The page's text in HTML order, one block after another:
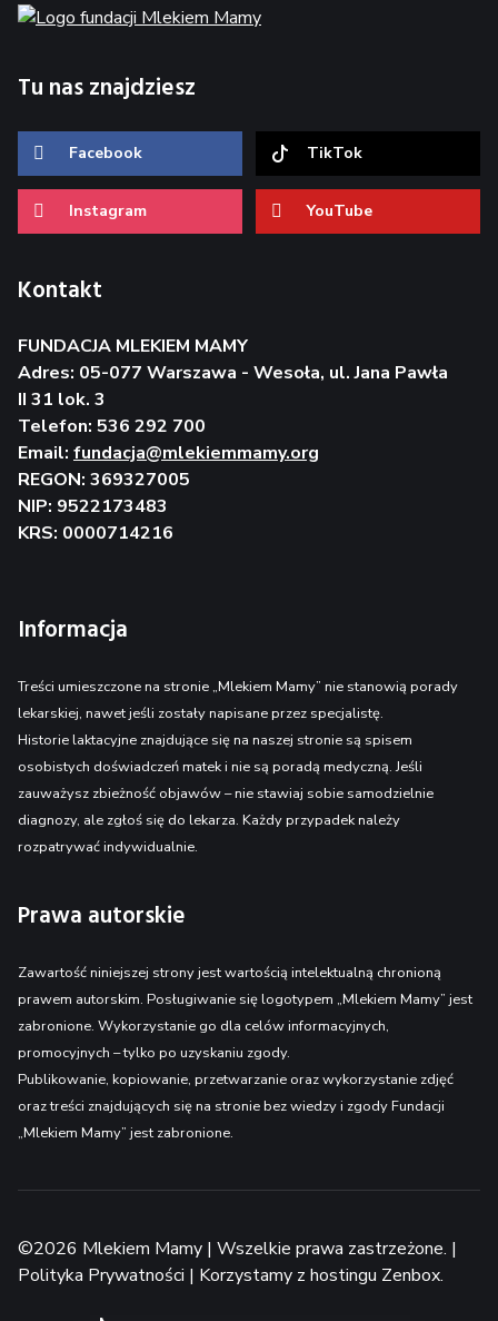
Tu nas znajdziesz
Facebook TikTok
Instagram YouTube
Kontakt
FUNDACJA MLEKIEM MAMY
Adres: 05-077 Warszawa - Wesoła, ul. Jana Pawła
II 31 lok. 3
Telefon: 536 292 700
Email: fundacja@mlekiemmamy.org
REGON: 369327005
NIP: 9522173483
KRS: 0000714216
Informacja
Treści umieszczone na stronie „Mlekiem Mamy” nie stanowią porady
lekarskiej, nawet jeśli zostały napisane przez specjalistę.
Historie laktacyjne znajdujące się na naszej stronie są spisem
osobistych doświadczeń matek i nie są poradą medyczną. Jeśli
zauważysz zbieżność objawów – nie stawiaj sobie samodzielnie
diagnozy, ale zgłoś się do lekarza. Każdy przypadek należy
rozpatrywać indywidualnie.
Prawa autorskie
Zawartość niniejszej strony jest wartością intelektualną chronioną
prawem autorskim. Posługiwanie się logotypem „Mlekiem Mamy” jest
zabronione. Wykorzystanie go dla celów informacyjnych,
promocyjnych – tylko po uzyskaniu zgody.
Publikowanie, kopiowanie, przetwarzanie oraz wykorzystanie zdjęć
oraz treści znajdujących się na stronie bez wiedzy i zgody Fundacji
„Mlekiem Mamy” jest zabronione.
©2026 Mlekiem Mamy | Wszelkie prawa zastrzeżone. |
Polityka Prywatności | Korzystamy z hostingu Zenbox.